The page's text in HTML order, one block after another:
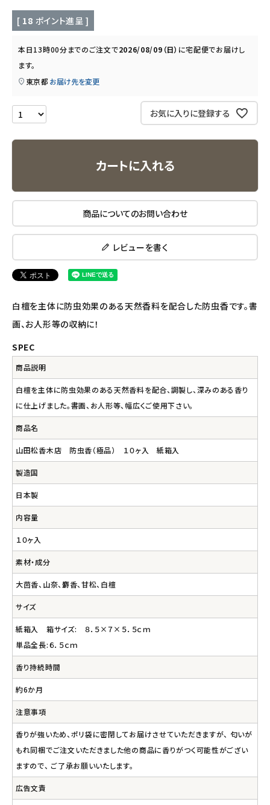
フード・ドリンク
ブランド
オリジナルブランド
エコリュクス
アルマウィン
アルモニベルツ
コラム・スタッフのおすすめ
ご利用ガイド等
アカウント情報
ようこそ ゲスト 様
meeting_room ログイン person 会員登録
[ 18 ポイント進呈 ]
本日13時00分までのご注文で2026/08/09（日） に宅配便でお届けし
ます。
東京都 お届け先を変更
お気に入りに登録する
カートに入れる
商品についてのお問い合わせ
レビューを書く
白檀を主体に防虫効果のある天然香料を配合した防虫香です。書
画、お人形等の収納に！
SPEC
商品説明
白檀を主体に防虫効果のある天然香料を配合、調製し、深みのある香り
に仕上げました。書画、お人形等、幅広くご使用下さい。
商品名
山田松香木店 防虫香（極品） １０ヶ入 紙箱入
製造国
日本製
内容量
１０ヶ入
素材・成分
大茴香、山奈、麝香、甘松、白檀
サイズ
紙箱入 箱サイズ: ８．５×７×５．５ｃｍ
単品全長:６．５ｃｍ
香り持続時間
約6か月
注意事項
香りが強いため、ポリ袋に密閉してお届けさせていただきますが、 匂いが
もれ同梱でご注文いただきました他の商品に香りがつく可能性がござい
ますので、 ご了承お願いいたします。
広告文責